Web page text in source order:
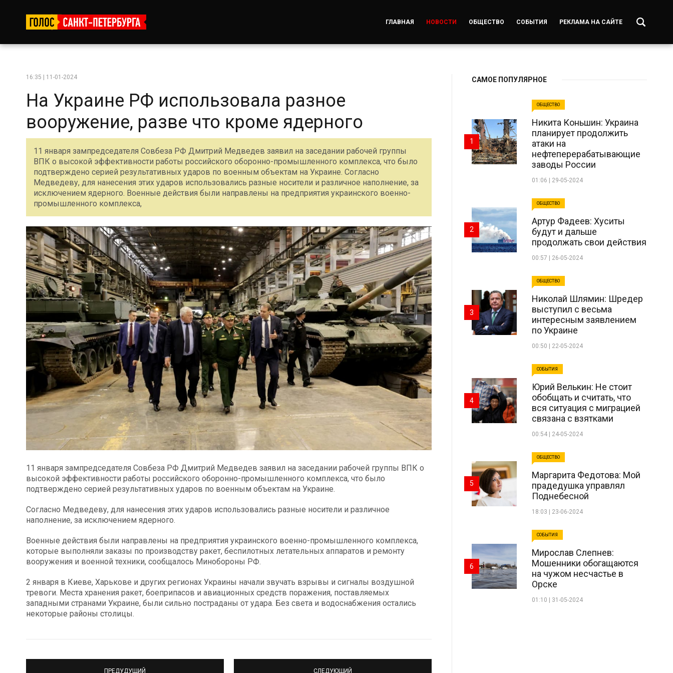
ГЛАВНАЯ НОВОСТИ ОБЩЕСТВО СОБЫТИЯ РЕКЛАМА НА САЙТЕ
16:35 | 11-01-2024
На Украине РФ использовала разное
вооружение, разве что кроме ядерного
11 января зампредседателя Совбеза РФ Дмитрий Медведев заявил на заседании рабочей группы
ВПК о высокой эффективности работы российского оборонно-промышленного комплекса, что было
подтверждено серией результативных ударов по военным объектам на Украине. Согласно
Медведеву, для нанесения этих ударов использовались разные носители и различное наполнение, за
исключением ядерного. Военные действия были направлены на предприятия украинского военно-
промышленного комплекса,
11 января зампредседателя Совбеза РФ Дмитрий Медведев заявил на заседании рабочей группы ВПК о
высокой эффективности работы российского оборонно-промышленного комплекса, что было
подтверждено серией результативных ударов по военным объектам на Украине.
Согласно Медведеву, для нанесения этих ударов использовались разные носители и различное
наполнение, за исключением ядерного.
Военные действия были направлены на предприятия украинского военно-промышленного комплекса,
которые выполняли заказы по производству ракет, беспилотных летательных аппаратов и ремонту
вооружения и военной техники, сообщалось Минобороны РФ.
2 января в Киеве, Харькове и других регионах Украины начали звучать взрывы и сигналы воздушной
тревоги. Места хранения ракет, боеприпасов и авиационных средств поражения, поставляемых
западными странами Украине, были сильно постраданы от удара. Без света и водоснабжения остались
некоторые районы столицы.
ПРЕДУДУЩИЙ СЛЕДУЮЩИЙ
САМОЕ ПОПУЛЯРНОЕ
ОБЩЕСТВО
Никита Коньшин: Украина
планирует продолжить
атаки на
нефтеперерабатывающие
заводы России
01:06 | 29-05-2024
1
ОБЩЕСТВО
Артур Фадеев: Хуситы
будут и дальше
продолжать свои действия
00:57 | 26-05-2024
2
ОБЩЕСТВО
Николай Шлямин: Шредер
выступил с весьма
интересным заявлением
по Украине
00:50 | 22-05-2024
3
СОБЫТИЯ
Юрий Велькин: Не стоит
обобщать и считать, что
вся ситуация с миграцией
связана с взятками
00:54 | 24-05-2024
4
ОБЩЕСТВО
Маргарита Федотова: Мой
прадедушка управлял
Поднебесной
18:03 | 23-06-2024
5
СОБЫТИЯ
Мирослав Слепнев:
Мошенники обогащаются
на чужом несчастье в
Орске
01:10 | 31-05-2024
6